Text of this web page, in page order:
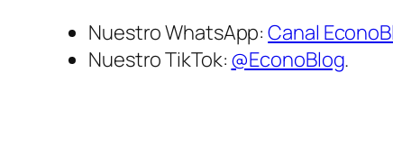
Nuestro WhatsApp:Canal
Nuestro TikTok: @EconoBlog.